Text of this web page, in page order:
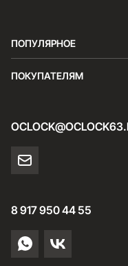
ПОПУЛЯРНОЕ
ПОКУПАТЕЛЯМ
8 917 950 44 55